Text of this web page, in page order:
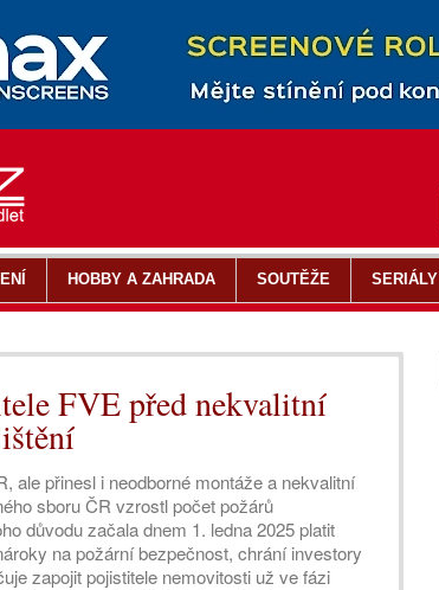
FVE před nekvalitní
ale přinesl i neodborné montáže a nekvalitní
sboru ČR vzrostl počet požárů
důvodu začala dnem 1. ledna 2025 platit
na požární bezpečnost, chrání investory
zapojit pojistitele nemovitosti už ve fázi
HOBBY A ZAHRADA SOUTĚŽE SERIÁLY